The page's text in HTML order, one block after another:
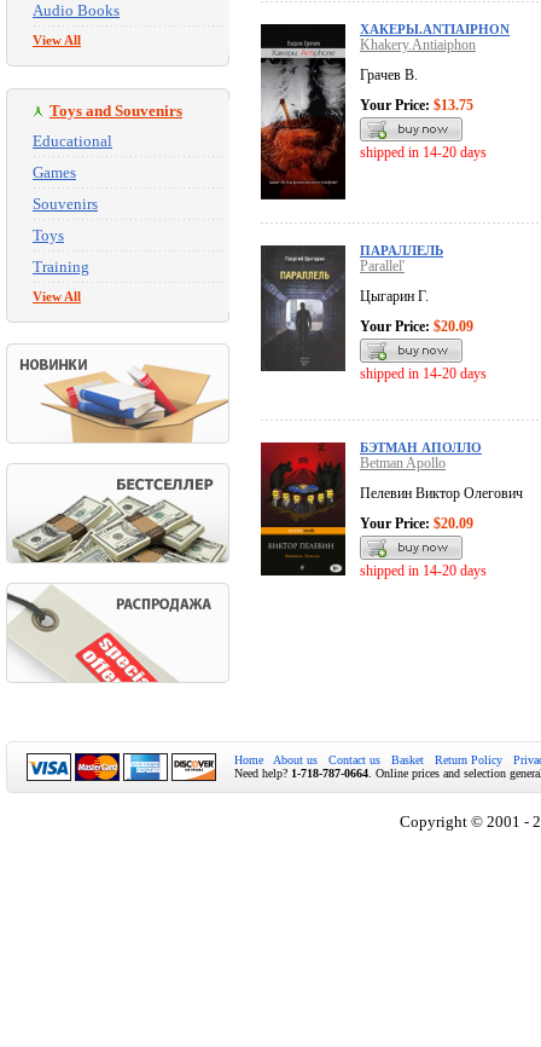
Audio Books
View All
Toys and Souvenirs
Educational
Games
Souvenirs
Toys
Training
View All
ХАКЕРЫ.ANTIAIPHON
Khakery.Antiaiphon
Грачев В.
Your Price: $13.75
shipped in 14-20 days
ПАРАЛЛЕЛЬ
Parallel'
Цыгарин Г.
Your Price: $20.09
shipped in 14-20 days
БЭТМАН АПОЛЛО
Betman Apollo
Пелевин Виктор Олегович
Your Price: $20.09
shipped in 14-20 days
Home About us Contact us Basket Return Policy
Need help? 1-718-787-0664 . Online prices and selection
Copyright © 2001 -